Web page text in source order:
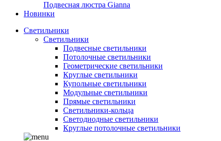
Подвесная люстра Gianna
Новинки
Светильники
Светильники
Подвесные светильники
Потолочные светильники
Геометрические светильники
Круглые светильники
Купольные светильники
Модульные светильники
Прямые светильники
Светильники-кольца
Светодиодные светильники
Круглые потолочные светильники